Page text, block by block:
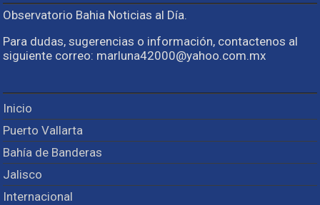
Observatorio Bahia Noticias al Día.
Para dudas, sugerencias o información, contactenos al
siguiente correo: marluna42000@yahoo.com.mx
Inicio
Puerto Vallarta
Bahía de Banderas
Jalisco
Internacional